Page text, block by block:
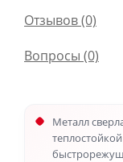
Отзывов (0)
Вопросы (0)
Металл